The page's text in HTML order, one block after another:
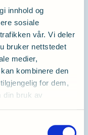
innhold og
sosiale
vår. Vi deler
bruker nettstedet
medier,
kombinere den
for dem,
din bruk av